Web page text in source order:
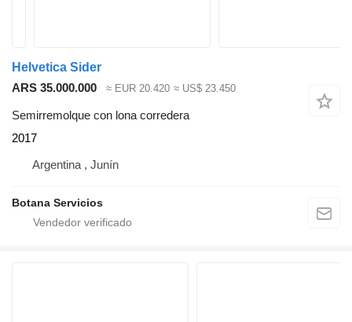
Helvetica Sider
ARS 35.000.000
≈ EUR 20.420 ≈ US$ 23.450
Semirremolque con lona corredera
2017
Argentina , Junín
Botana Servicios